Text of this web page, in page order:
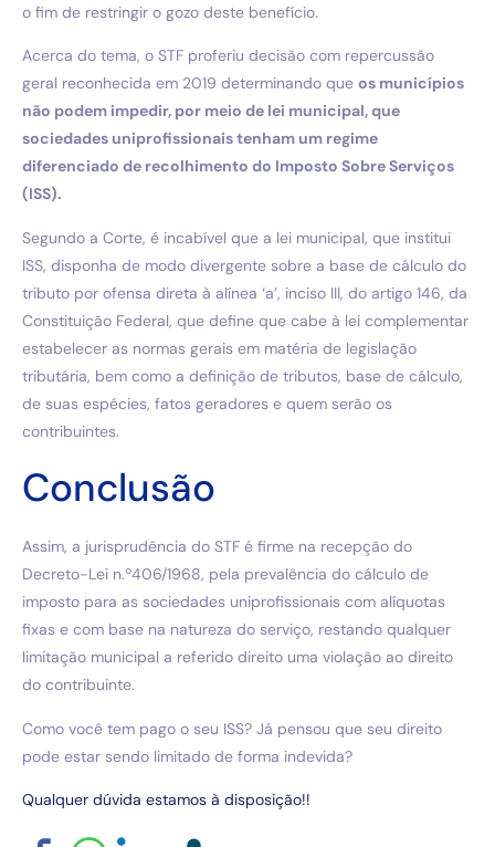
o fim de restringir o gozo deste benefício.
Acerca do tema, o STF proferiu decisão com repercussão
geral reconhecida em 2019 determinando que os municípios
não podem impedir, por meio de lei municipal, que
sociedades uniprofissionais tenham um regime
diferenciado de recolhimento do Imposto Sobre Serviços
(ISS).
Segundo a Corte, é incabível que a lei municipal, que institui
ISS, disponha de modo divergente sobre a base de cálculo do
tributo por ofensa direta à alínea ‘a’, inciso III, do artigo 146, da
Constituição Federal, que define que cabe à lei complementar
estabelecer as normas gerais em matéria de legislação
tributária, bem como a definição de tributos, base de cálculo,
de suas espécies, fatos geradores e quem serão os
contribuintes.
Conclusão
Assim, a jurisprudência do STF é firme na recepção do
Decreto-Lei n.º406/1968, pela prevalência do cálculo de
imposto para as sociedades uniprofissionais com alíquotas
fixas e com base na natureza do serviço, restando qualquer
limitação municipal a referido direito uma violação ao direito
do contribuinte.
Como você tem pago o seu ISS? Já pensou que seu direito
pode estar sendo limitado de forma indevida?
Qualquer dúvida estamos à disposição!!